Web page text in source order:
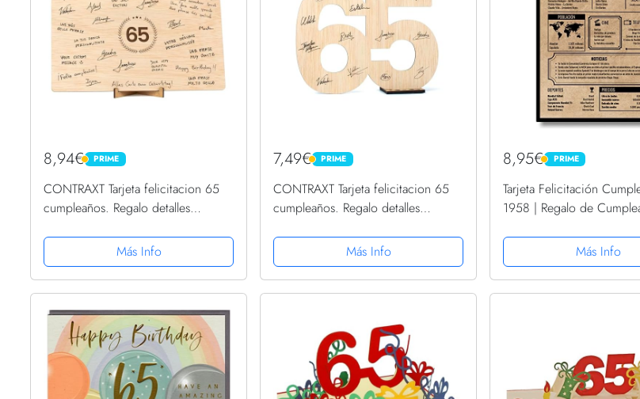
8,94€ PRIME
PRIME
CONTRAXT Tarjeta felicitacion 65
cumpleaños. Regalo detalles
hombre 65 cumpleaños feliz
cumpleaños 65 años regalos...
Más Info
7,49€ PRIME
PRIME
CONTRAXT Tarjeta felicitacion 65
cumpleaños. Regalo detalles
hombre 65 cumpleaños feliz
cumpleaños 65 años regalos...
Más Info
8,95€ PRIME
PRIME
Tarjeta Felicitación
1958 | Regalo de
Cumpleaños Vintage | 65
cumpleaños hombre | 65
cumpleaños mujer...
Más Info